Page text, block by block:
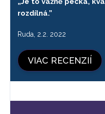
rozdílná.”
Ruda, 2.2. 2022
VIAC RECENZIÍ